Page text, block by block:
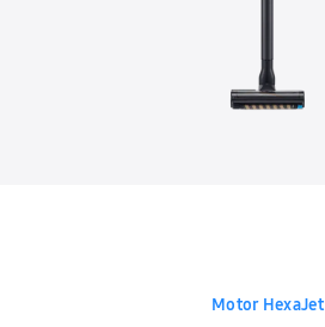
Motor HexaJet